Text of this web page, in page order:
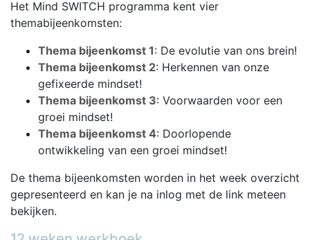
Het Mind SWITCH programma kent vier
themabijeenkomsten:
Thema bijeenkomst 1: De evolutie van ons brein!
Thema bijeenkomst 2: Herkennen van onze
gefixeerde mindset!
Thema bijeenkomst 3: Voorwaarden voor een
groei mindset!
Thema bijeenkomst 4: Doorlopende
ontwikkeling van een groei mindset!
De thema bijeenkomsten worden in het week overzicht
gepresenteerd en kan je na inlog met de link meteen
bekijken.